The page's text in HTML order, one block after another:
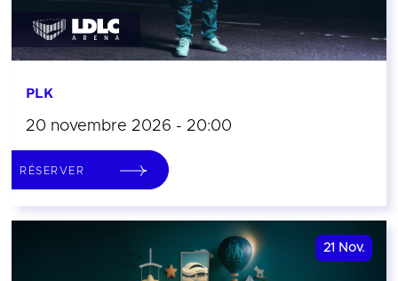
PLK
20 novembre 2026 - 20:00
RÉSERVER
21 Nov.